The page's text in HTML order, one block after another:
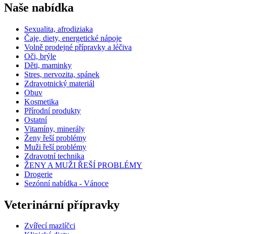
Naše nabídka
Sexualita, afrodiziaka
Čaje, diety, energetické nápoje
Volně prodejné přípravky a léčiva
Oči, brýle
Děti, maminky
Stres, nervozita, spánek
Zdravotnický materiál
Obuv
Kosmetika
Přírodní produkty
Ostatní
Vitamíny, minerály
Ženy řeší problémy
Muži řeší problémy
Zdravotní technika
ŽENY A MUŽI ŘEŠÍ PROBLÉMY
Drogerie
Sezónní nabídka - Vánoce
Veterinární přípravky
Zvířecí mazlíčci